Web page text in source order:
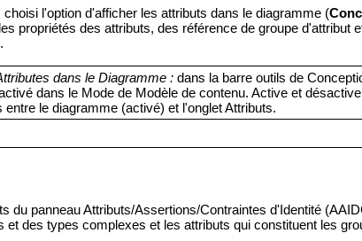
l'option d'afficher les attributs dans le diagramme (
propriétés des attributs, des référence de groupe
dans le Diagramme :dans la barre outils de
dans le Mode de Modèle de contenu. Active et
entre le diagramme (activé) et l'onglet Attributs.
du panneau Attributs/Assertions/Contraintes d'Identité
et des types complexes et les attributs qui constituent les